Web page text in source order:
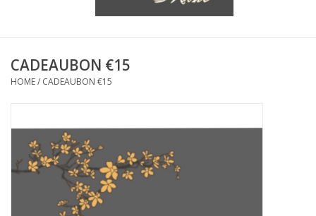
HANDTASSEN & KLEINE
CADEAUBONNEN
SJAALS, MUTSEN &
HAARBANDEN
CADEAUBON €15
HOME/ CADEAUBON €15